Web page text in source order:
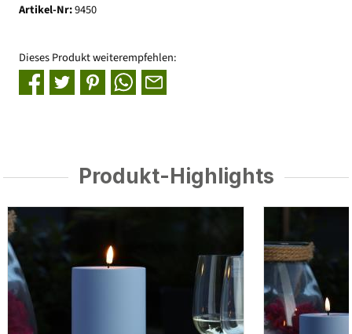
Artikel-Nr:9450
Dieses Produkt weiterempfehlen:
Produkt-Highlights